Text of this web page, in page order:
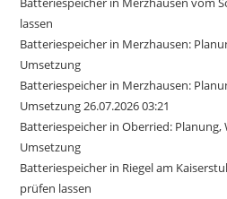
lassen
Batteriespeicher in Merzhausen:
Umsetzung
Batteriespeicher in Merzhausen:
Umsetzung 26.07.2026 03:21
Batteriespeicher in Oberried:
Umsetzung
Batteriespeicher in Riegel am
prüfen lassen